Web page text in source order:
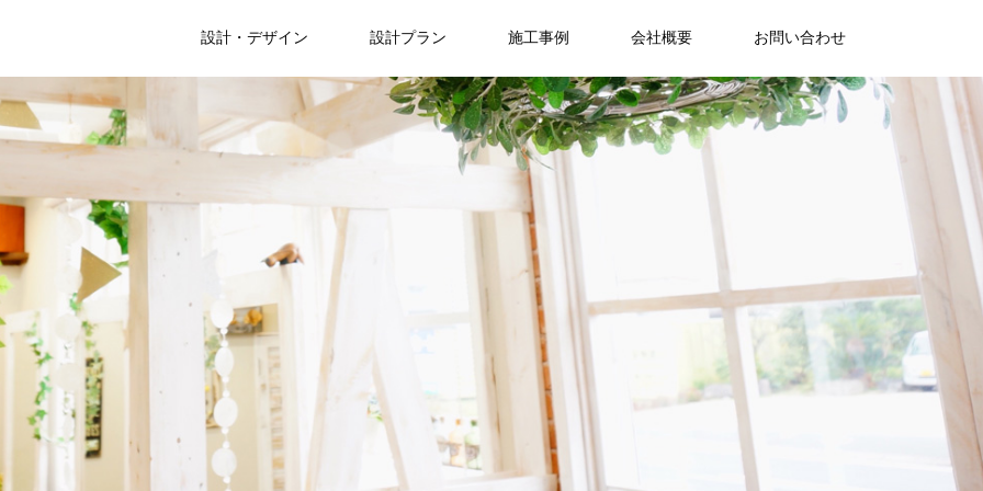
設計・デザイン 設計プラン 施工事例 会社概要 お問い合わせ